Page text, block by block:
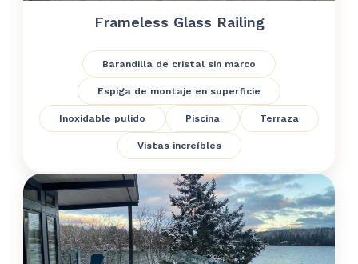
Frameless Glass Railing
Barandilla de cristal sin marco
Espiga de montaje en superficie
Inoxidable pulido Piscina Terraza
Vistas increíbles